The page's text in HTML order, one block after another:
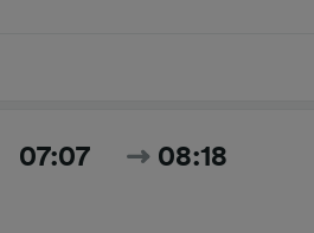
07:07 08:18